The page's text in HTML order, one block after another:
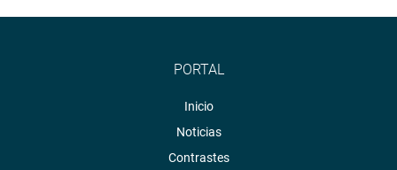
PORTAL
Inicio
Noticias
Contrastes